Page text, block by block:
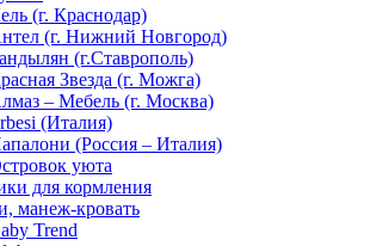
(г. Краснодар)
(г. Нижний Новгород)
(г.Ставрополь)
Звезда (г. Можга)
– Мебель (г. Москва)
(Италия)
(Россия – Италия)
уюта
для кормления
манеж-кровать
Trend